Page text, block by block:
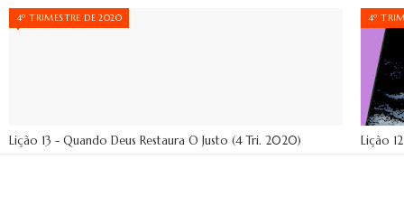
4º TRIMESTRE DE 2020
Lição 13 - Quando Deus Restaura O Justo (4 Tri. 2020)
4º
Lição